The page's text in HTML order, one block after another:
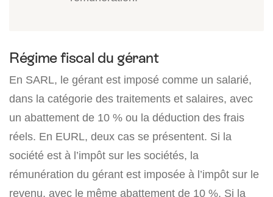
Régime fiscal du gérant
En SARL, le gérant est imposé comme un salarié,
dans la catégorie des traitements et salaires, avec
un abattement de 10 % ou la déduction des frais
réels. En EURL, deux cas se présentent. Si la
société est à l’impôt sur les sociétés, la
rémunération du gérant est imposée à l’impôt sur le
revenu, avec le même abattement de 10 %. Si la